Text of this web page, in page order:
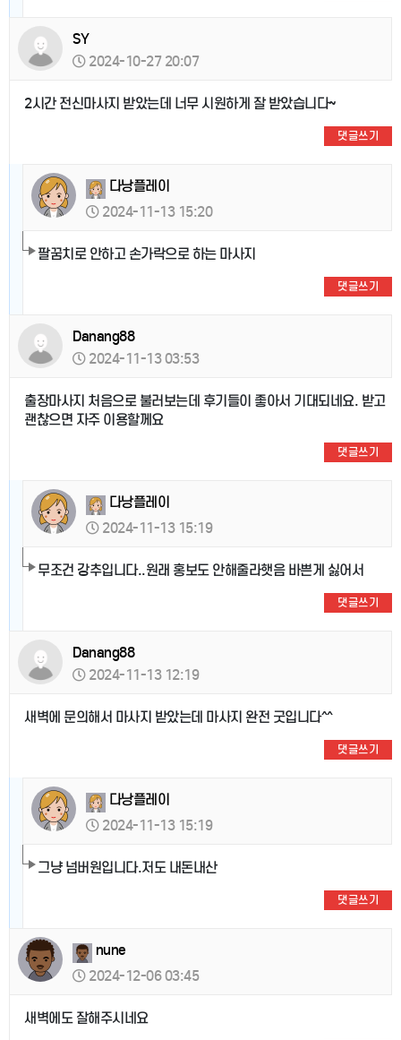
SY
2024-10-27 20:07
2시간 전신마사지 받았는데 너무 시원하게 잘 받았습니다~
댓글쓰기
다낭플레이
2024-11-13 15:20
팔꿈치로 안하고 손가락으로 하는 마사지
댓글쓰기
Danang88
2024-11-13 03:53
출장마사지 처음으로 불러보는데 후기들이 좋아서 기대되네요. 받고
괜찮으면 자주 이용할께요
댓글쓰기
다낭플레이
2024-11-13 15:19
무조건 강추입니다..원래 홍보도 안해줄라햇음 바쁜게 싫어서
댓글쓰기
Danang88
2024-11-13 12:19
새벽에 문의해서 마사지 받았는데 마사지 완전 굿입니다^^
댓글쓰기
다낭플레이
2024-11-13 15:19
그냥 넘버원입니다.저도 내돈내산
댓글쓰기
nune
2024-12-06 03:45
새벽에도 잘해주시네요